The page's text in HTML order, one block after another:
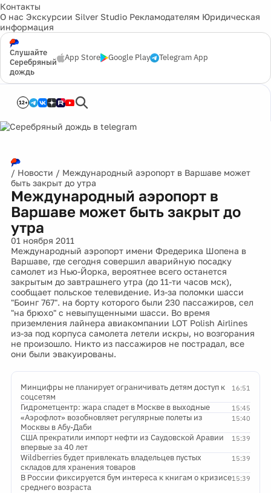
Контакты
О нас Экскурсии Silver Studio Рекламодателям Юридическая
информация
Слушайте
Серебряный
дождь
App Store Google Play Telegram App
12+
/ Новости / Международный аэропорт в Варшаве может
быть закрыт до утра
Международный аэропорт в
Варшаве может быть закрыт до
утра
01 ноября 2011
Международный аэропорт имени Фредерика Шопена в
Варшаве, где сегодня совершил аварийную посадку
самолет из Нью-Йорка, вероятнее всего останется
закрытым до завтрашнего утра (до 11-ти часов мск),
сообщает польское телевидение. Из-за поломки шасси
"Боинг 767". на борту которого были 230 пассажиров, сел
"на брюхо" с невыпущенными шасси. Во время
приземления лайнера авиакомпании LOT Polish Airlines
из-за под корпуса самолета летели искры, но возгорания
не произошло. Никто из пассажиров не пострадал, все
они были эвакуированы.
16:51
Минцифры не планирует ограничивать детям доступ к
соцсетям
15:45
Гидрометцентр: жара спадет в Москве в выходные
15:40
«Аэрофлот» возобновляет регулярные полеты из
Москвы в Абу-Даби
15:39
США прекратили импорт нефти из Саудовской Аравии
впервые за 40 лет
15:39
Wildberries будет привлекать владельцев пустых
складов для хранения товаров
15:39
В России фиксируется бум интереса к книгам о кризисе
среднего возраста